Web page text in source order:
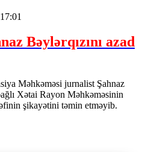
Bəylərqızını azad
Məhkəməsi jurnalist Şahnaz
Xətai Rayon Məhkəməsinin
şikayətini təmin etməyib.